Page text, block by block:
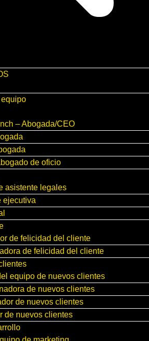
– Abogada/CEO
de oficio
asistente legales
ejecutiva
de felicidad del cliente
de felicidad del cliente
equipo de nuevos clientes
de nuevos clientes
de nuevos clientes
de nuevos clientes